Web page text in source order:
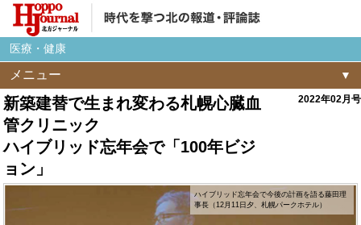
医療・健康
メニュー
新築建替で生まれ変わる札幌心臓血
管クリニック
ハイブリッド忘年会で「100年ビジ
ョン」
2022年02月号
ハイブリッド忘年会で今後の計画を語る藤田理
事長（12月11日夕、札幌パークホテル）